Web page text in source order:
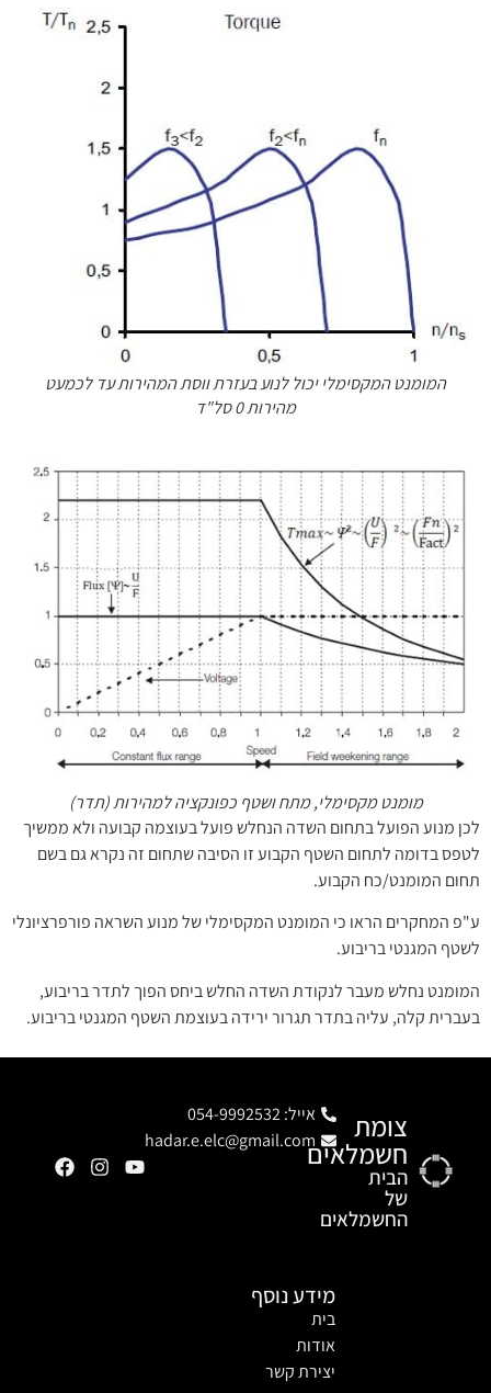
המומנט המקסימלי יכול לנוע בעזרת ווסת המהירות עד לכמעט
מהירות 0 סל"ד
מומנט מקסימלי, מתח ושטף כפונקציה למהירות (תדר)
לכן מנוע הפועל בתחום השדה הנחלש פועל בעוצמה קבועה ולא ממשיך
לטפס בדומה לתחום השטף הקבוע זו הסיבה שתחום זה נקרא גם בשם
תחום המומנט/כח הקבוע.
ע"פ המחקרים הראו כי המומנט המקסימלי של מנוע השראה פורפרציונלי
לשטף המגנטי בריבוע.
המומנט נחלש מעבר לנקודת השדה החלש ביחס הפוך לתדר בריבוע,
בעברית קלה, עליה בתדר תגרור ירידה בעוצמת השטף המגנטי בריבוע.
צומת
חשמלאים
הבית
של
החשמלאים
אייל: 054-9992532
hadar.e.elc@gmail.com
מידע נוסף
בית
אודות
יצירת קשר